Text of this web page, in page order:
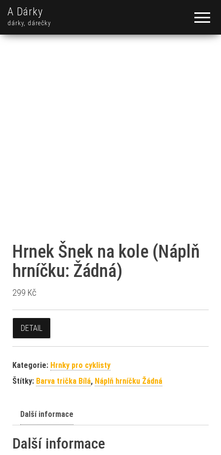
A Dárky
dárky, dárečky
Hrnek Šnek na kole (Náplň
hrníčku: Žádná)
299 Kč
DETAIL
Kategorie: Hrnky pro cyklisty
Štítky: Barva trička Bílá, Náplň hrníčku Žádná
Další informace
Další informace